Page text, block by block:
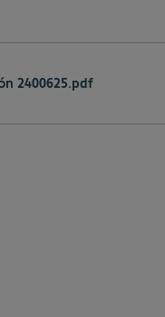
2400625.pdf